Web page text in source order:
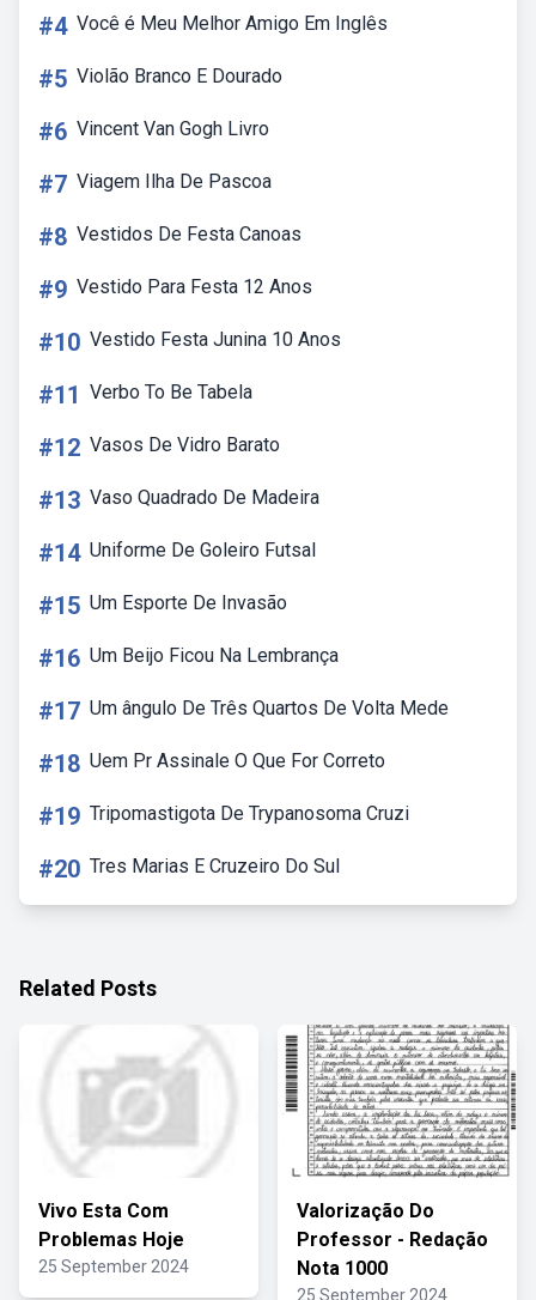
#4 Você é Meu Melhor Amigo Em Inglês
#5 Violão Branco E Dourado
#6 Vincent Van Gogh Livro
#7 Viagem Ilha De Pascoa
#8 Vestidos De Festa Canoas
#9 Vestido Para Festa 12 Anos
#10 Vestido Festa Junina 10 Anos
#11 Verbo To Be Tabela
#12 Vasos De Vidro Barato
#13 Vaso Quadrado De Madeira
#14 Uniforme De Goleiro Futsal
#15 Um Esporte De Invasão
#16 Um Beijo Ficou Na Lembrança
#17 Um ângulo De Três Quartos De Volta Mede
#18 Uem Pr Assinale O Que For Correto
#19 Tripomastigota De Trypanosoma Cruzi
#20 Tres Marias E Cruzeiro Do Sul
Related Posts
Vivo Esta Com
Problemas Hoje
25 September 2024
Valorização Do
Professor - Redação
Nota 1000
25 September 2024